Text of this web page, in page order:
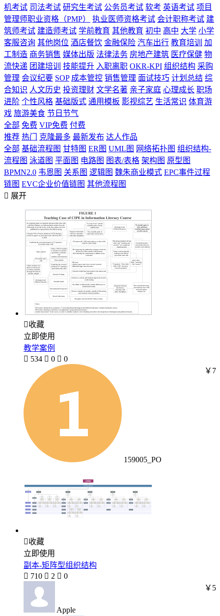
机考试 司法考试 研究生考试 公务员考试 软考 英语考试 项目
管理师职业资格（PMP）
执业医师资格考试 会计职称考试 建
筑师考试 建造师考试 学前教育 其他教育 初中 高中 大学 小学
客服咨询 其他岗位 酒店餐饮 金融保险 汽车出行 教育培训
加
工制造 商务销售 媒体出版 法律法务 房地产建筑 医疗保健 物
流快递 团建培训 技能提升 入职离职 OKR-KPI 组织结构 采购
管理 会议纪要 SOP 成本管控 销售管理 面试技巧 计划总结 综
合知识 人文历史 投资理财 文学名著 亲子家庭 心理成长 职场
进阶 个性风格 基础版式 通用模板 影视综艺 生活常识 体育游
戏 旅游美食 节日节气
全部 免费 VIP免费 付费
推荐 热门 克隆最多 最新发布 达人作品
全部 基础流程图 甘特图 ER图 UML图 网络拓扑图 组织结构-
流程图 泳道图 平面图 电路图 图表/表格 架构图 原型图
BPMN2.0 韦恩图 关系图 逻辑图 魏朱商业模式 EPC事件过程
链图 EVC企业价值链图 其他流程图
 展开
收藏
立即使用
教学案例
 534  0  0
159005_PO
￥7
收藏
立即使用
副本-矩阵型组织结构
 710  2  0
Apple
￥5